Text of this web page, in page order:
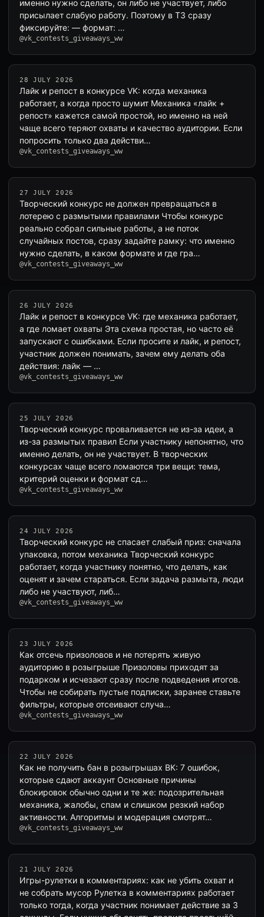
именно нужно сделать, он либо не участвует, либо
присылает слабую работу. Поэтому в ТЗ сразу
фиксируйте: — формат: …
@vk_contests_giveaways_ww
28 JULY 2026
Лайк и репост в конкурсе VK: когда механика
работает, а когда просто шумит Механика «лайк +
репост» кажется самой простой, но именно на ней
чаще всего теряют охваты и качество аудитории. Если
попросить только два действи…
@vk_contests_giveaways_ww
27 JULY 2026
Творческий конкурс не должен превращаться в
лотерею с размытыми правилами Чтобы конкурс
реально собрал сильные работы, а не поток
случайных постов, сразу задайте рамку: что именно
нужно сделать, в каком формате и где гра…
@vk_contests_giveaways_ww
26 JULY 2026
Лайк и репост в конкурсе VK: где механика работает,
а где ломает охваты Эта схема простая, но часто её
запускают с ошибками. Если просите и лайк, и репост,
участник должен понимать, зачем ему делать оба
действия: лайк — …
@vk_contests_giveaways_ww
25 JULY 2026
Творческий конкурс проваливается не из-за идеи, а
из-за размытых правил Если участнику непонятно, что
именно делать, он не участвует. В творческих
конкурсах чаще всего ломаются три вещи: тема,
критерий оценки и формат сд…
@vk_contests_giveaways_ww
24 JULY 2026
Творческий конкурс не спасает слабый приз: сначала
упаковка, потом механика Творческий конкурс
работает, когда участнику понятно, что делать, как
оценят и зачем стараться. Если задача размыта, люди
либо не участвуют, либ…
@vk_contests_giveaways_ww
23 JULY 2026
Как отсечь призоловов и не потерять живую
аудиторию в розыгрыше Призоловы приходят за
подарком и исчезают сразу после подведения итогов.
Чтобы не собирать пустые подписки, заранее ставьте
фильтры, которые отсеивают случа…
@vk_contests_giveaways_ww
22 JULY 2026
Как не получить бан в розыгрышах ВК: 7 ошибок,
которые сдают аккаунт Основные причины
блокировок обычно одни и те же: подозрительная
механика, жалобы, спам и слишком резкий набор
активности. Алгоритмы и модерация смотрят…
@vk_contests_giveaways_ww
21 JULY 2026
Игры-рулетки в комментариях: как не убить охват и
не собрать мусор Рулетка в комментариях работает
только тогда, когда участник понимает действие за 3